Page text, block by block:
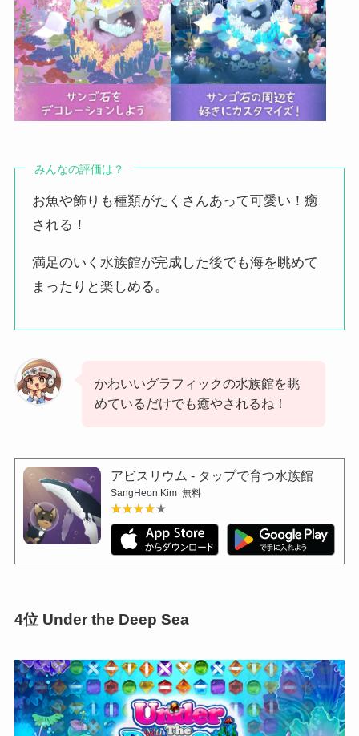
みんなの評価は？
お魚や飾りも種類がたくさんあって可愛い！癒
される！
満足のいく水族館が完成した後でも海を眺めて
まったりと楽しめる。
かわいいグラフィックの水族館を眺
めているだけでも癒やされるね！
アビスリウム - タップで育つ水族館
SangHeon Kim 無料
★★★★★
★★★★★
4位 Under the Deep Sea